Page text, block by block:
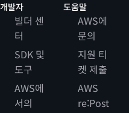
발 플랫폼을 Amazon
Service
(Amazon
니다.
기반으로 구축하기 위해 다
다. “우리는 항상 새로운
인프라가 이를 지원하는
는 말합니다. “작년에만
개발자
빌더 센
터
SDK 및
도구
AWS에
서의
도움말
AWS에
문의
지원 티
켓 제출
AWS
re:Post